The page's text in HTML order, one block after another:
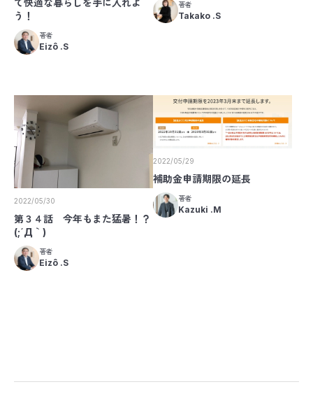
う！
著者
Eizô .S
著者
Takako .S
2022/05/30
第３４話 今年もまた猛暑！？
(;´Д｀)
著者
Eizô .S
2022/05/29
補助金申請期限の延長
著者
Kazuki .M